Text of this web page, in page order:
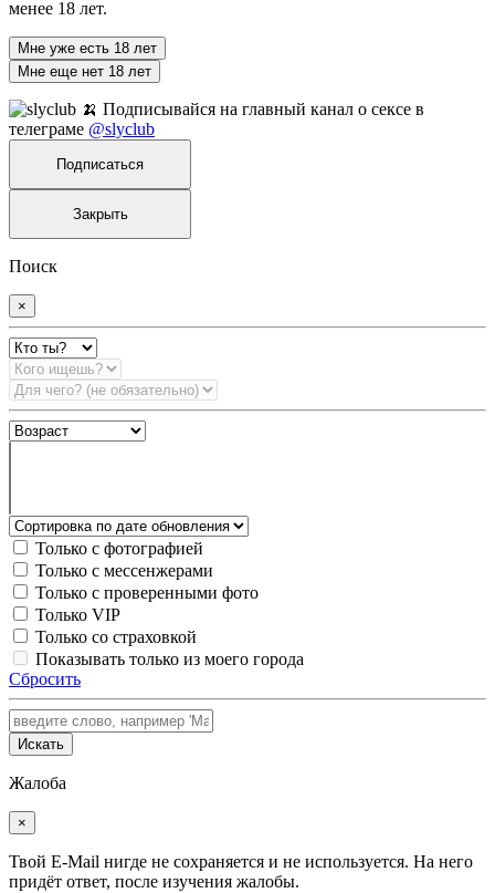
менее 18 лет.
Мне уже есть 18 лет
Мне еще нет 18 лет
🍌 Подписывайся на главный канал о сексе в
телеграме @slyclub
Подписаться
Закрыть
Поиск
×
Только с фотографией
Только с мессенжерами
Только с проверенными фото
Только VIP
Только со страховкой
Показывать только из моего города
Сбросить
Искать
Жалоба
×
Твой E-Mail нигде не сохраняется и не используется. На него
придёт ответ, после изучения жалобы.